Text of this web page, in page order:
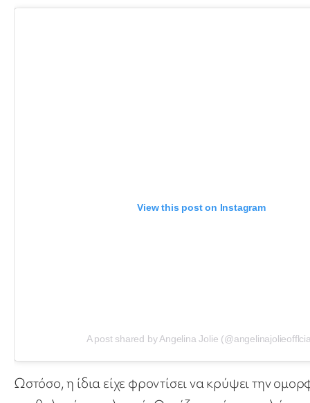
View this post on Instagram
A post shared by Angelina Jolie️️
Ωστόσο, η ίδια είχε φροντίσει να κρύψει την